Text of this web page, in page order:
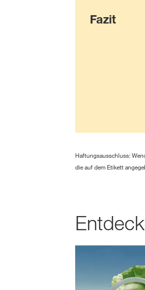
Fazit
Haftungsausschluss:
die auf dem Etikett